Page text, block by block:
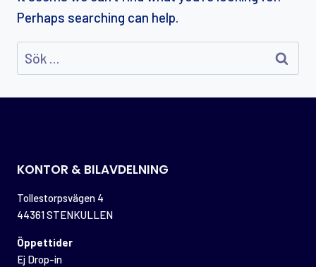
Perhaps searching can help.
Sök
efter:
KONTOR & BILAVDELNING
Tollestorpsvägen 4
44361 STENKULLEN
Öppettider
Ej Drop-in